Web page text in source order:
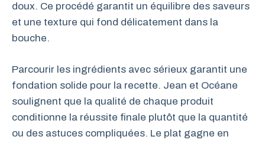
doux. Ce procédé garantit un équilibre des saveurs
et une texture qui fond délicatement dans la
bouche.
Parcourir les ingrédients avec sérieux garantit une
fondation solide pour la recette. Jean et Océane
soulignent que la qualité de chaque produit
conditionne la réussite finale plutôt que la quantité
ou des astuces compliquées. Le plat gagne en